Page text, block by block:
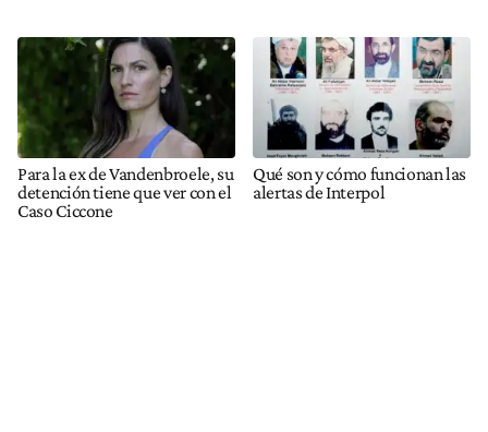
Para la ex de Vandenbroele, su
detención tiene que ver con el
Caso Ciccone
Qué son y cómo funcionan las
alertas de Interpol